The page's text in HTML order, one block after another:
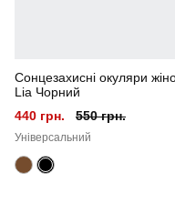
Склад тканини
Країна - виробник
Сонцезахисні окуляри
Lia Чорний
440 грн.
550 грн.
Універсальний